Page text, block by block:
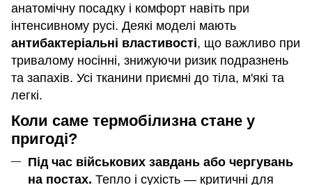
анатомічну посадку і комфорт навіть при
інтенсивному русі. Деякі моделі мають
антибактеріальні властивості, що важливо при
тривалому носінні, знижуючи ризик подразнень
та запахів. Усі тканини приємні до тіла, м'які та
легкі.
Коли саме термобілизна стане у
пригоді?
Під час військових завдань або чергувань
на постах. Тепло і сухість — критичні для